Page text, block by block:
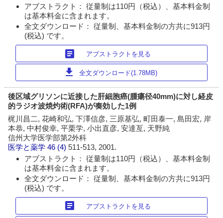
アブストラクト： 従量制は110円（税込）、基本料金制
は基本料金に含まれます。
全文ダウンロード： 従量制、基本料金制の方共に913円
(税込) です。
article アブストラクトを見る
download 全文ダウンロード(1.78MB)
後区域グリソンに近接した肝細胞癌(腫瘍径40mm)に対し経皮
的ラジオ波焼灼術(RFA)が奏効した1例
梶川昌二, 花崎和弘, 下澤信彦, 三原基弘, 町田泰一, 島田宏, 岸
本恭, 中村俊幸, 平栗学, 小出直彦, 安達亙, 天野純
信州大学医学部第2外科
医学と薬学 46 (4)511-513, 2001.
アブストラクト： 従量制は110円（税込）、基本料金制
は基本料金に含まれます。
全文ダウンロード： 従量制、基本料金制の方共に913円
(税込) です。
article アブストラクトを見る